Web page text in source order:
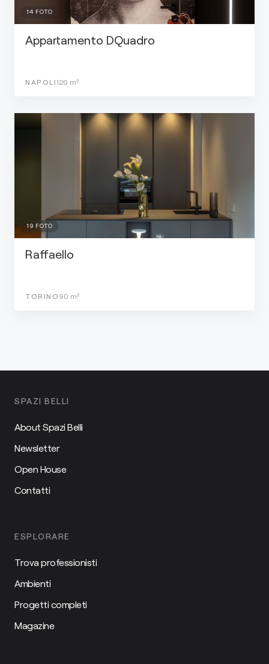
14 FOTO
Appartamento DQuadro
NAPOLI120 m²
19 FOTO
Raffaello
TORINO 90 m²
SPAZI BELLI
About Spazi Belli
Newsletter
Open House
Contatti
ESPLORARE
Trova professionisti
Ambienti
Progetti completi
Magazine